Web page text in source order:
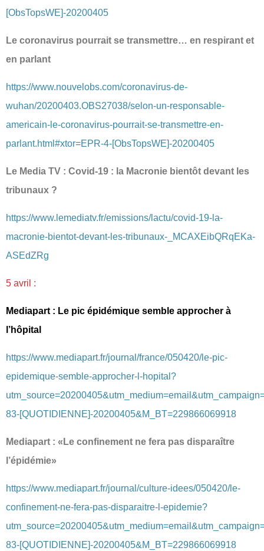
[ObsTopsWE]-20200405
Le coronavirus pourrait se transmettre… en respirant et
en parlant
https://www.nouvelobs.com/coronavirus-de-
wuhan/20200403.OBS27038/selon-un-responsable-
americain-le-coronavirus-pourrait-se-transmettre-en-
parlant.html#xtor=EPR-4-[ObsTopsWE]-20200405
Le Media TV : Covid-19 : la Macronie bientôt devant les
tribunaux ?
https://www.lemediatv.fr/emissions/lactu/covid-19-la-
macronie-bientot-devant-les-tribunaux-_MCAXEibQRqEKa-
ASEdZRg
5 avril :
Mediapart : Le pic épidémique semble approcher à
l’hôpital
https://www.mediapart.fr/journal/france/050420/le-pic-
epidemique-semble-approcher-l-hopital?
83-[QUOTIDIENNE]-20200405&M_BT=229866069918
Mediapart : «Le confinement ne fera pas disparaître
l’épidémie»
https://www.mediapart.fr/journal/culture-idees/050420/le-
confinement-ne-fera-pas-disparaitre-l-epidemie?
83-[QUOTIDIENNE]-20200405&M_BT=229866069918